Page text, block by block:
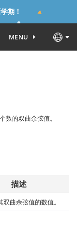
期！
MENU
数的双曲余弦值。
描述
双曲余弦值的数值。